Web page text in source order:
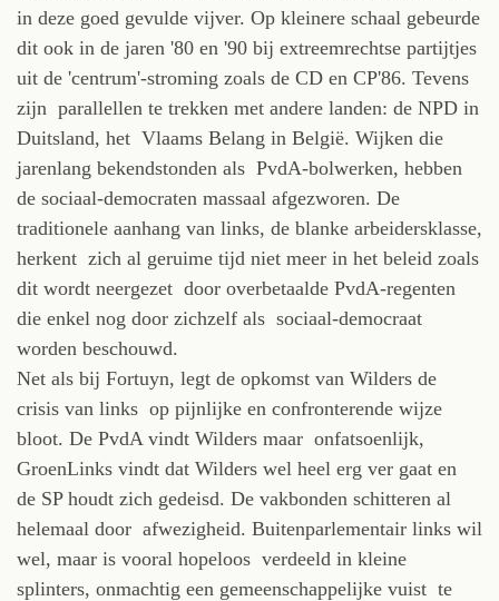
in deze goed gevulde vijver. Op kleinere schaal gebeurde
dit ook in de jaren '80 en '90 bij extreemrechtse partijtjes
uit de 'centrum'-stroming zoals de CD en CP'86. Tevens
zijn parallellen te trekken met andere landen: de NPD in
Duitsland, het Vlaams Belang in België. Wijken die
jarenlang bekendstonden als PvdA-bolwerken, hebben
de sociaal-democraten massaal afgezworen. De
traditionele aanhang van links, de blanke arbeidersklasse,
herkent zich al geruime tijd niet meer in het beleid zoals
dit wordt neergezet door overbetaalde PvdA-regenten
die enkel nog door zichzelf als sociaal-democraat
worden beschouwd.
Net als bij Fortuyn, legt de opkomst van Wilders de
crisis van links op pijnlijke en confronterende wijze
bloot. De PvdA vindt Wilders maar onfatsoenlijk,
GroenLinks vindt dat Wilders wel heel erg ver gaat en
de SP houdt zich gedeisd. De vakbonden schitteren al
helemaal door afwezigheid. Buitenparlementair links wil
wel, maar is vooral hopeloos verdeeld in kleine
splinters, onmachtig een gemeenschappelijke vuist te